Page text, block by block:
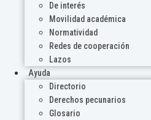
De interés
Movilidad académica
Normatividad
Redes de cooperación
Lazos
Ayuda
Directorio
Derechos pecunarios
Glosario